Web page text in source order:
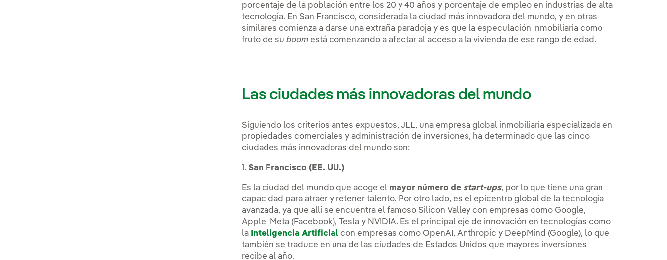
porcentaje de la población entre los 20 y 40 años y porcentaje de empleo en industrias de alta
tecnología. En San Francisco, considerada la ciudad más innovadora del mundo, y en otras
similares comienza a darse una extraña paradoja y es que la especulación inmobiliaria como
fruto de suboom está comenzando a afectar al acceso a la vivienda de ese rango de edad.
Las ciudades más innovadoras del mundo
Siguiendo los criterios antes expuestos, JLL, una empresa global inmobiliaria especializada en
propiedades comerciales y administración de inversiones, ha determinado que las cinco
ciudades más innovadoras del mundo son:
1. San Francisco (EE. UU.)
Es la ciudad del mundo que acoge el mayor número de start-ups, por lo que tiene una gran
capacidad para atraer y retener talento. Por otro lado, es el epicentro global de la tecnología
avanzada, ya que allí se encuentra el famoso Silicon Valley con empresas como Google,
Apple, Meta (Facebook), Tesla y NVIDIA. Es el principal eje de innovación en tecnologías como
la Inteligencia Artificial con empresas como OpenAI, Anthropic y DeepMind (Google), lo que
también se traduce en una de las ciudades de Estados Unidos que mayores inversiones
recibe al año.